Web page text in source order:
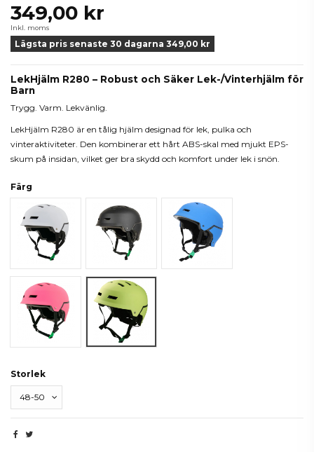
349,00 kr
Inkl. moms
Lägsta pris senaste 30 dagarna 349,00 kr
LekHjälm R280 – Robust och Säker Lek-/Vinterhjälm för
Barn
Trygg. Varm. Lekvänlig.
LekHjälm R280 är en tålig hjälm designad för lek, pulka och
vinteraktiviteter. Den kombinerar ett hårt ABS-skal med mjukt EPS-
skum på insidan, vilket ger bra skydd och komfort under lek i snön.
Färg
Vit
Svart Blå
Rosa Lime
Storlek